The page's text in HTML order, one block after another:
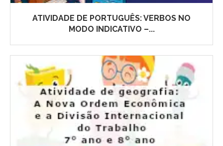
ATIVIDADE DE PORTUGUÊS: VERBOS NO
MODO INDICATIVO –...